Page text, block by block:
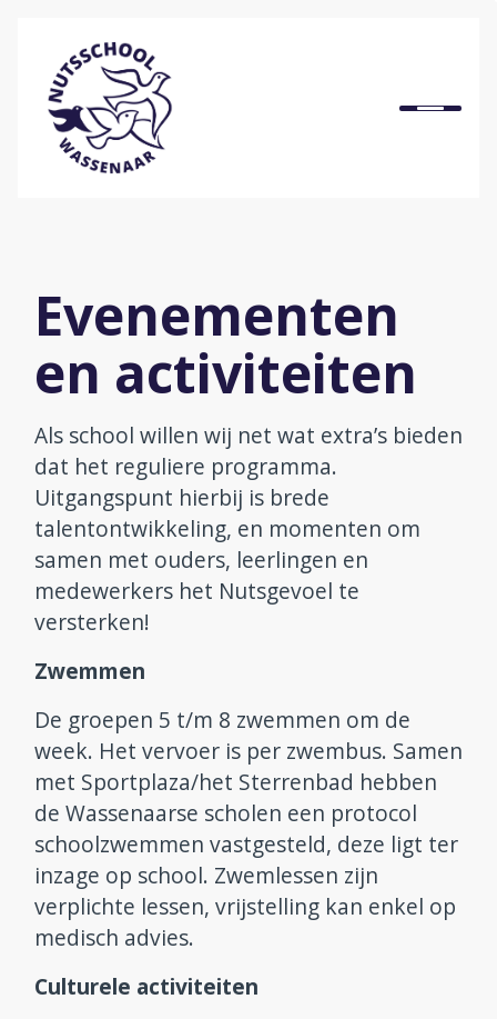
Home
Praktische informatie
Bij ons werken
Aanmelden en contact
Reünie 75 jaar
Evenementen
en activiteiten
Als school willen wij net wat extra’s bieden
dat het reguliere programma.
Uitgangspunt hierbij is brede
talentontwikkeling, en momenten om
samen met ouders, leerlingen en
medewerkers het Nutsgevoel te
versterken!
Zwemmen
De groepen 5 t/m 8 zwemmen om de
week. Het vervoer is per zwembus. Samen
met Sportplaza/het Sterrenbad hebben
de Wassenaarse scholen een protocol
schoolzwemmen vastgesteld, deze ligt ter
inzage op school. Zwemlessen zijn
verplichte lessen, vrijstelling kan enkel op
medisch advies.
Culturele activiteiten